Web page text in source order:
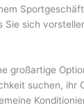
Sie sich
großartige
suchen, ihr